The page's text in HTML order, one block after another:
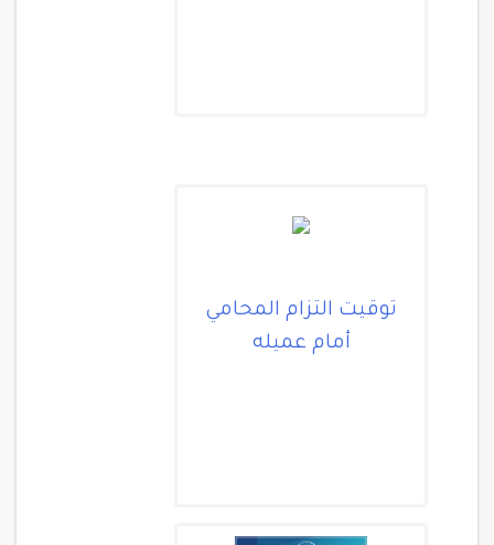
توقيت التزام المحامي
أمام عميله